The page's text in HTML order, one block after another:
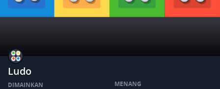
Ludo
DIMAINKAN MENANG